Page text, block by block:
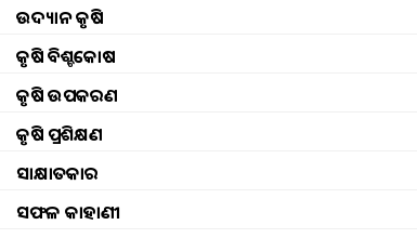
ଉଦ୍ୟାନ କୃଷି
କୃଷି ବିଶ୍ବକୋଷ
କୃଷି ଉପକରଣ
କୃଷି ପ୍ରଶିକ୍ଷଣ
ସାକ୍ଷାତକାର
ସଫଳ କାହାଣୀ